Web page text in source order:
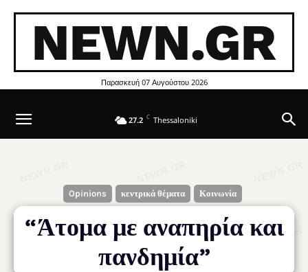
NEWN.GR
Παρασκευή 07 Αυγούστου 2026
27.2 C Thessaloniki
Opinions κεντρικά θέματα Κοινωνία
“Άτομα με αναπηρία και
πανδημία”